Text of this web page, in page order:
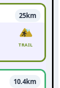
25km
TRAIL
10.4km